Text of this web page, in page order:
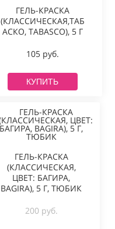
ГЕЛЬ-КРАСКА
(КЛАССИЧЕСКАЯ,ТАБ
АСКО, TABASCO), 5 Г
105 руб.
КУПИТЬ
ГЕЛЬ-КРАСКА
(КЛАССИЧЕСКАЯ,
ЦВЕТ: БАГИРА,
BAGIRA), 5 Г, ТЮБИК
200 руб.